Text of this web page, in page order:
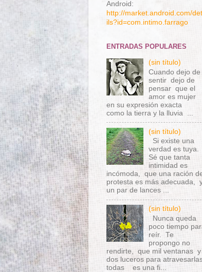
Android:
http://market.android.com/
ils?id=com.intimo.farrago
ENTRADAS POPULARES
(sin título)
Cuando dejo de
sentir dejo de
pensar que el
amor es mujer
en su expresión exacta
como la tierra y la lluvia ...
(sin título)
Si existe una
verdad es tuya.
Sé que tanta
intimidad es
incómoda, que una ración
protesta es más adecuada,
un par de lances ...
(sin título)
Nunca queda
poco tiempo
reír. Te
propongo no
rendirte, que mil ventanas y
dos luceros para
todas es una fi...